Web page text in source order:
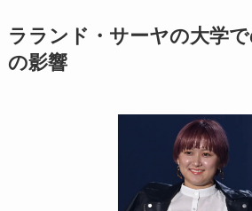
ラランド・サーヤの大学
の影響